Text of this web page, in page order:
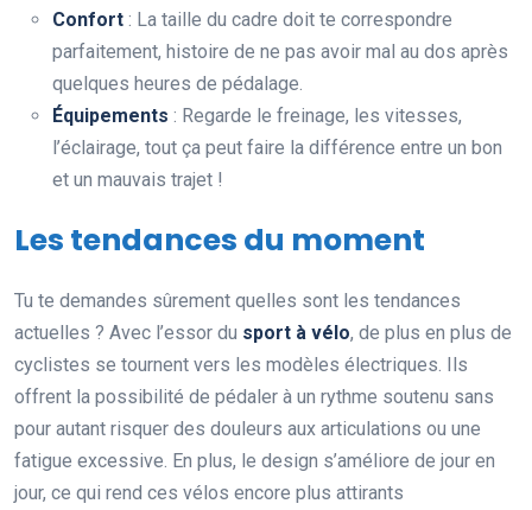
Confort : La taille du cadre doit te correspondre
parfaitement, histoire de ne pas avoir mal au dos après
quelques heures de pédalage.
Équipements : Regarde le freinage, les vitesses,
l’éclairage, tout ça peut faire la différence entre un bon
et un mauvais trajet !
Les tendances du moment
Tu te demandes sûrement quelles sont les tendances
actuelles ? Avec l’essor du sport à vélo, de plus en plus de
cyclistes se tournent vers les modèles électriques. Ils
offrent la possibilité de pédaler à un rythme soutenu sans
pour autant risquer des douleurs aux articulations ou une
fatigue excessive. En plus, le design s’améliore de jour en
jour, ce qui rend ces vélos encore plus attirants